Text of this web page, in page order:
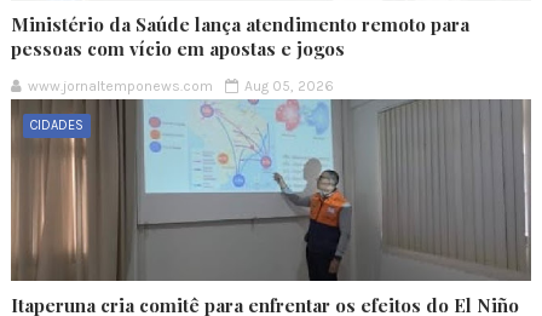
Ministério da Saúde lança atendimento remoto para
pessoas com vício em apostas e jogos
www.jornaltemponews.com Aug 05, 2026
CIDADES
Itaperuna cria comitê para enfrentar os efeitos do El Niño